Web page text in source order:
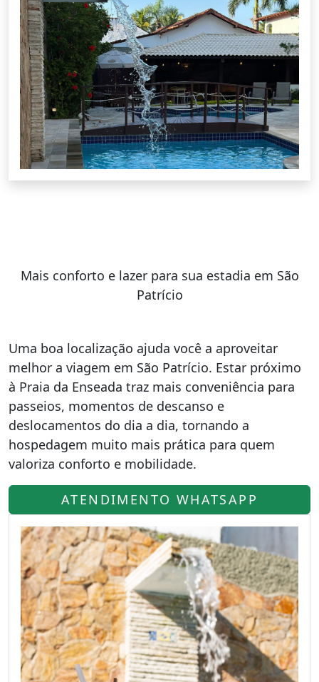
Mais conforto e lazer para sua estadia em São
Patrício
Uma boa localização ajuda você a aproveitar
melhor a viagem em São Patrício. Estar próximo
à Praia da Enseada traz mais conveniência para
passeios, momentos de descanso e
deslocamentos do dia a dia, tornando a
hospedagem muito mais prática para quem
valoriza conforto e mobilidade.
ATENDIMENTO WHATSAPP